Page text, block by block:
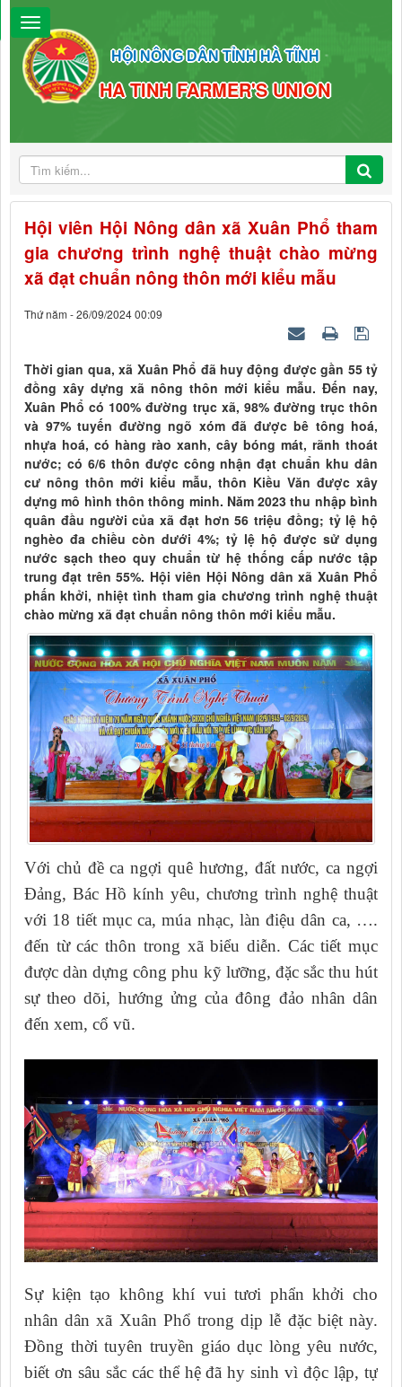
HỘI NÔNG DÂN TỈNH HÀ TĨNH
HA TINH FARMER'S UNION
Hội viên Hội Nông dân xã Xuân Phổ tham
gia chương trình nghệ thuật chào mừng
xã đạt chuẩn nông thôn mới kiểu mẫu
Thứ năm - 26/09/2024 00:09
Thời gian qua, xã Xuân Phổ đã huy động được gần 55 tỷ
đồng xây dựng xã nông thôn mới kiểu mẫu. Đến nay,
Xuân Phổ có 100% đường trục xã, 98% đường trục thôn
và 97% tuyến đường ngõ xóm đã được bê tông hoá,
nhựa hoá, có hàng rào xanh, cây bóng mát, rãnh thoát
nước; có 6/6 thôn được công nhận đạt chuẩn khu dân
cư nông thôn mới kiểu mẫu, thôn Kiều Văn được xây
dựng mô hình thôn thông minh. Năm 2023 thu nhập bình
quân đầu người của xã đạt hơn 56 triệu đồng; tỷ lệ hộ
nghèo đa chiều còn dưới 4%; tỷ lệ hộ được sử dụng
nước sạch theo quy chuẩn từ hệ thống cấp nước tập
trung đạt trên 55%. Hội viên Hội Nông dân xã Xuân Phổ
phấn khởi, nhiệt tình tham gia chương trình nghệ thuật
chào mừng xã đạt chuẩn nông thôn mới kiểu mẫu.
Với chủ đề ca ngợi quê hương, đất nước, ca ngợi
Đảng, Bác Hồ kính yêu, chương trình nghệ thuật
với 18 tiết mục ca, múa nhạc, làn điệu dân ca, ….
đến từ các thôn trong xã biểu diễn. Các tiết mục
được dàn dựng công phu kỹ lưỡng, đặc sắc thu hút
sự theo dõi, hướng ửng của đông đảo nhân dân
đến xem, cổ vũ.
Sự kiện tạo không khí vui tươi phẩn khởi cho
nhân dân xã Xuân Phổ trong dịp lễ đặc biệt này.
Đồng thời tuyên truyền giáo dục lòng yêu nước,
biết ơn sâu sắc các thể hệ đã hy sinh vì độc lập, tự